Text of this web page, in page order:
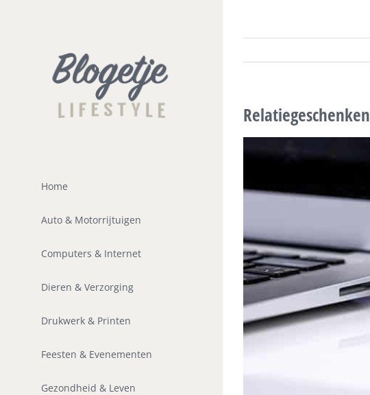
Home
Auto & Motorrijtuigen
Computers & Internet
Dieren & Verzorging
Drukwerk & Printen
Feesten & Evenementen
Gezondheid & Leven
Relatiegeschenken